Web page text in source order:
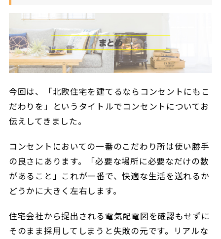
今回は、「北欧住宅を建てるならコンセントにもこ
だわりを」というタイトルでコンセントについてお
伝えしてきました。
コンセントにおいての一番のこだわり所は使い勝手
の良さにあります。「必要な場所に必要なだけの数
があること」これが一番で、快適な生活を送れるか
どうかに大きく左右します。
住宅会社から提出される電気配電図を確認もせずに
そのまま採用してしまうと失敗の元です。リアルな